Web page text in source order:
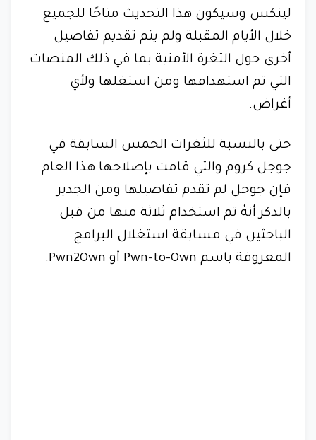
لينكس وسيكون هذا التحديث متاحًا للجميع
خلال الأيام المقبلة ولم يتم تقديم تفاصيل
أخرى حول الثغرة الأمنية بما في ذلك المنصات
التي تم استهدافها ومن استغلها ولأي
أغراض.
حتى بالنسبة للثغرات الخمس السابقة في
جوجل كروم والتي قامت بإصلاحها هذا العام
فإن جوجل لم تقدم تفاصيلها ومن الجدير
بالذكر أنهُ تم استخدام ثلاثة منها من قبل
الباحثين في مسابقة استغلال البرامج
المعروفة باسم Pwn-to-Own أو Pwn2Own.